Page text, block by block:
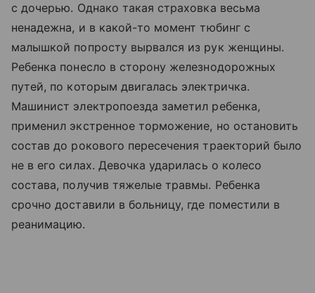
с дочерью. Однако такая страховка весьма
ненадежна, и в какой-то момент тюбинг с
малышкой попросту вырвался из рук женщины.
Ребенка понесло в сторону железнодорожных
путей, по которым двигалась электричка.
Машинист электропоезда заметил ребенка,
применил экстренное торможение, но остановить
состав до рокового пересечения траекторий было
не в его силах. Девочка ударилась о колесо
состава, получив тяжелые травмы. Ребенка
срочно доставили в больницу, где поместили в
реанимацию.